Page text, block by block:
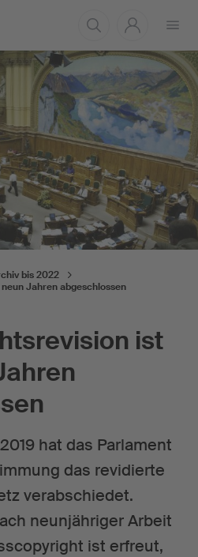
ist
hat das Parlament
das revidierte
verabschiedet.
neunjähriger Arbeit
ist erfreut,
bis 2022
Jahren abgeschlossen